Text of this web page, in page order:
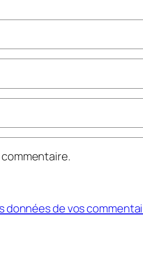
données de vos